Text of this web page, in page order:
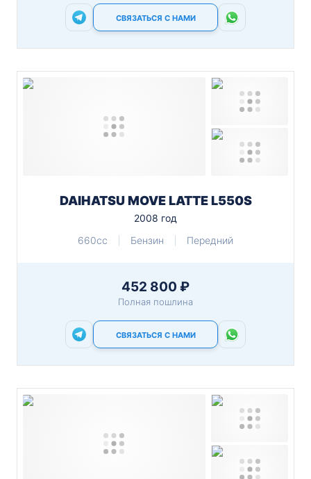
СВЯЗАТЬСЯ С НАМИ
DAIHATSU MOVE LATTE L550S
2008 год
660cc
Бензин Передний
452 800 ₽
Полная пошлина
СВЯЗАТЬСЯ С НАМИ